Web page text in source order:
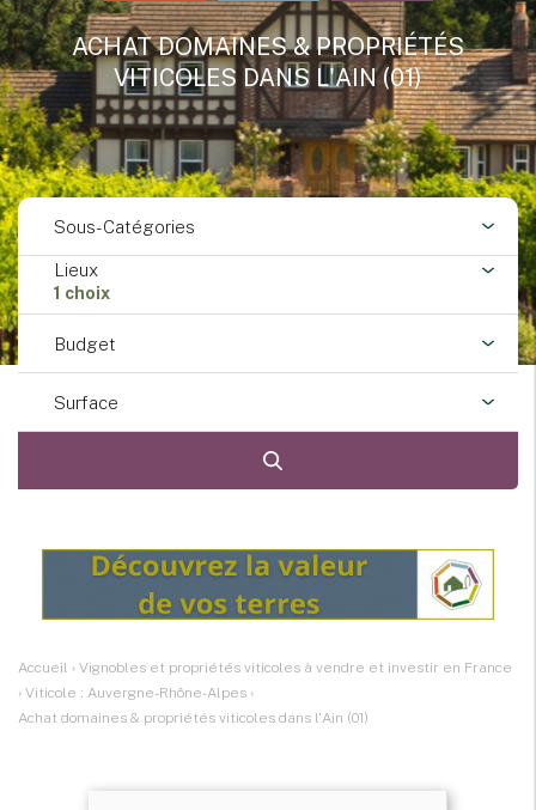
ACHAT DOMAINES & PROPRIÉTÉS
VITICOLES DANS L'AIN (01)
Sous-Catégories
Lieux
1 choix
Budget
Surface
Accueil › Vignobles et propriétés viticoles à vendre et investir en France
› Viticole : Auvergne-Rhône-Alpes ›
Achat domaines & propriétés viticoles dans l'Ain (01)